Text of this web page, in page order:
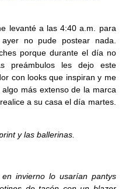
levanté a las 4:40 a.m. para
no pude postear nada.
porque durante el día no
preámbulos les dejo este
con looks que inspiran y me
más extenso de la marca
a su casa el día martes.
y las ballerinas.
invierno lo usarían pantys